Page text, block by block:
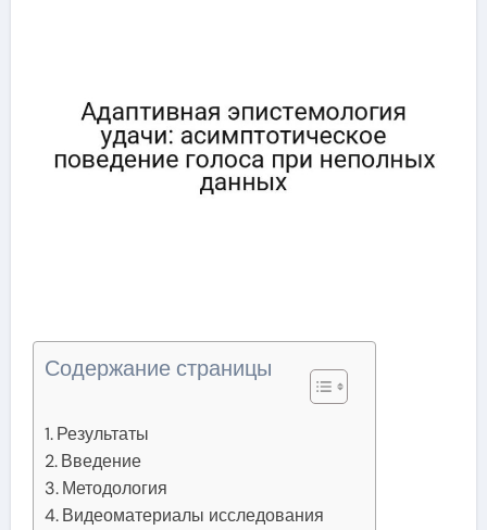
Содержание страницы
Результаты
Введение
Методология
Видеоматериалы исследования